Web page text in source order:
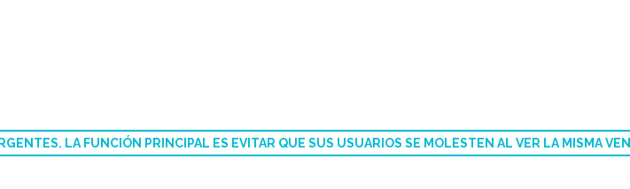
LA FUNCIÓN PRINCIPAL ES EVITAR QUE SUS USUARIOS SE MOLESTEN AL VER LA MISMA